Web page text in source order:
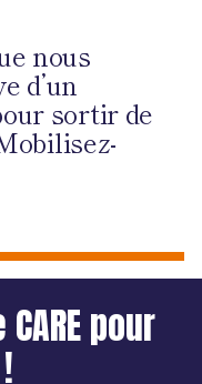
nous
d’un
sortir de
pour